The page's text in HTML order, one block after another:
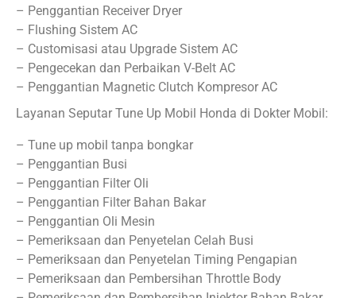
– Penggantian Receiver Dryer
– Flushing Sistem AC
– Customisasi atau Upgrade Sistem AC
– Pengecekan dan Perbaikan V-Belt AC
– Penggantian Magnetic Clutch Kompresor AC
Layanan Seputar Tune Up Mobil Honda di Dokter Mobil:
– Tune up mobil tanpa bongkar
– Penggantian Busi
– Penggantian Filter Oli
– Penggantian Filter Bahan Bakar
– Penggantian Oli Mesin
– Pemeriksaan dan Penyetelan Celah Busi
– Pemeriksaan dan Penyetelan Timing Pengapian
– Pemeriksaan dan Pembersihan Throttle Body